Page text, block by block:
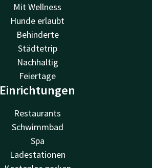
Mit Wellness
Hunde erlaubt
Behinderte
Städtetrip
Nachhaltig
Feiertage
Einrichtungen
Restaurants
Schwimmbad
Spa
Ladestationen